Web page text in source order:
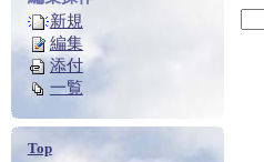
新規
編集
添付
一覧
Top